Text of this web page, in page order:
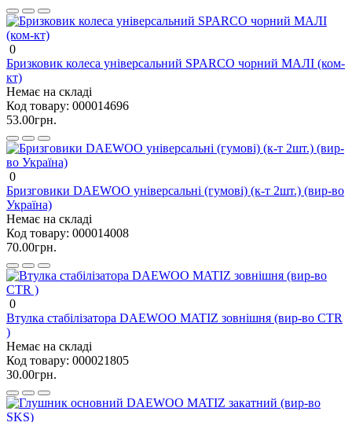
0
Бризковик колеса універсальний SPARCO чорний МАЛІ (ком-
кт)
Немає на складі
Код товару: 000014696
53.00грн.
0
Бризговики DAEWOO універсальні (гумові) (к-т 2шт.) (вир-во
Україна)
Немає на складі
Код товару: 000014008
70.00грн.
0
Втулка стабілізатора DAEWOO MATIZ зовнішня (вир-во CTR
)
Немає на складі
Код товару: 000021805
30.00грн.